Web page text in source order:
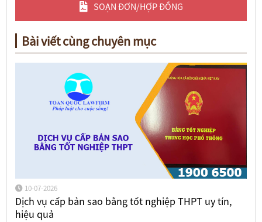
SOẠN ĐƠN/HỢP ĐỒNG
Bài viết cùng chuyên mục
10-07-2026
Dịch vụ cấp bản sao bằng tốt nghiệp THPT uy tín,
hiệu quả